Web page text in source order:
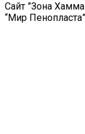
Сайт ”Зона
“Мир Пенопласта”